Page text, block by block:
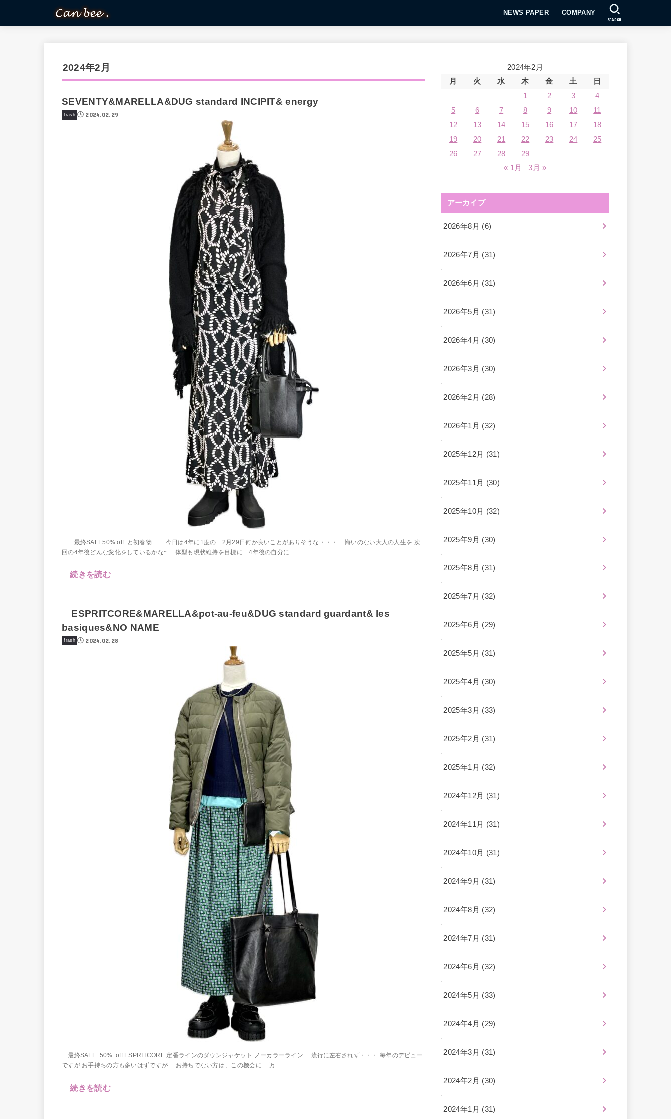
NEWS PAPER COMPANY
SEARCH
2024年2月
SEVENTY&MARELLA&DUG standard INCIPIT& energy
frash 2024.02.29
最終SALE50% off. と初春物 今日は4年に1度の 2月29日何か良いことがありそうな・・・ 悔いのない大人の人生を 次
回の4年後どんな変化をしているかな~ 体型も現状維持を目標に 4年後の自分に ...
続きを読む
ESPRITCORE&MARELLA&pot-au-feu&DUG standard guardant& les
basiques&NO NAME
frash 2024.02.28
最終SALE. 50%. off ESPRITCORE 定番ラインのダウンジャケット ノーカラーライン 流行に左右されず・・・ 毎年のデビュー
ですが お手持ちの方も多いはずですが お持ちでない方は、この機会に 万...
続きを読む
2024年2月
月
火 水 木 金 土
日
1
2 3
4
5
6 7 8 9 10
11
12
13 14 15 16 17
18
19
20 21 22 23 24
25
26
27 28
29
« 1月
3月 »
アーカイブ
2026年8月 (6)
2026年7月 (31)
2026年6月 (31)
2026年5月 (31)
2026年4月 (30)
2026年3月 (30)
2026年2月 (28)
2026年1月 (32)
2025年12月 (31)
2025年11月 (30)
2025年10月 (32)
2025年9月 (30)
2025年8月 (31)
2025年7月 (32)
2025年6月 (29)
2025年5月 (31)
2025年4月 (30)
2025年3月 (33)
2025年2月 (31)
2025年1月 (32)
2024年12月 (31)
2024年11月 (31)
2024年10月 (31)
2024年9月 (31)
2024年8月 (32)
2024年7月 (31)
2024年6月 (32)
2024年5月 (33)
2024年4月 (29)
2024年3月 (31)
2024年2月 (30)
2024年1月 (31)